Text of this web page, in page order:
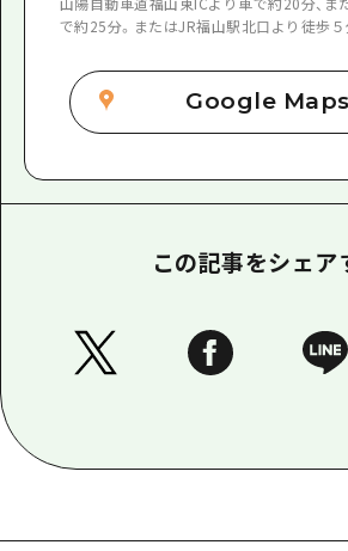
で約25分。またはJR福山駅北口より徒歩５
Google Maps
この記事をシェア